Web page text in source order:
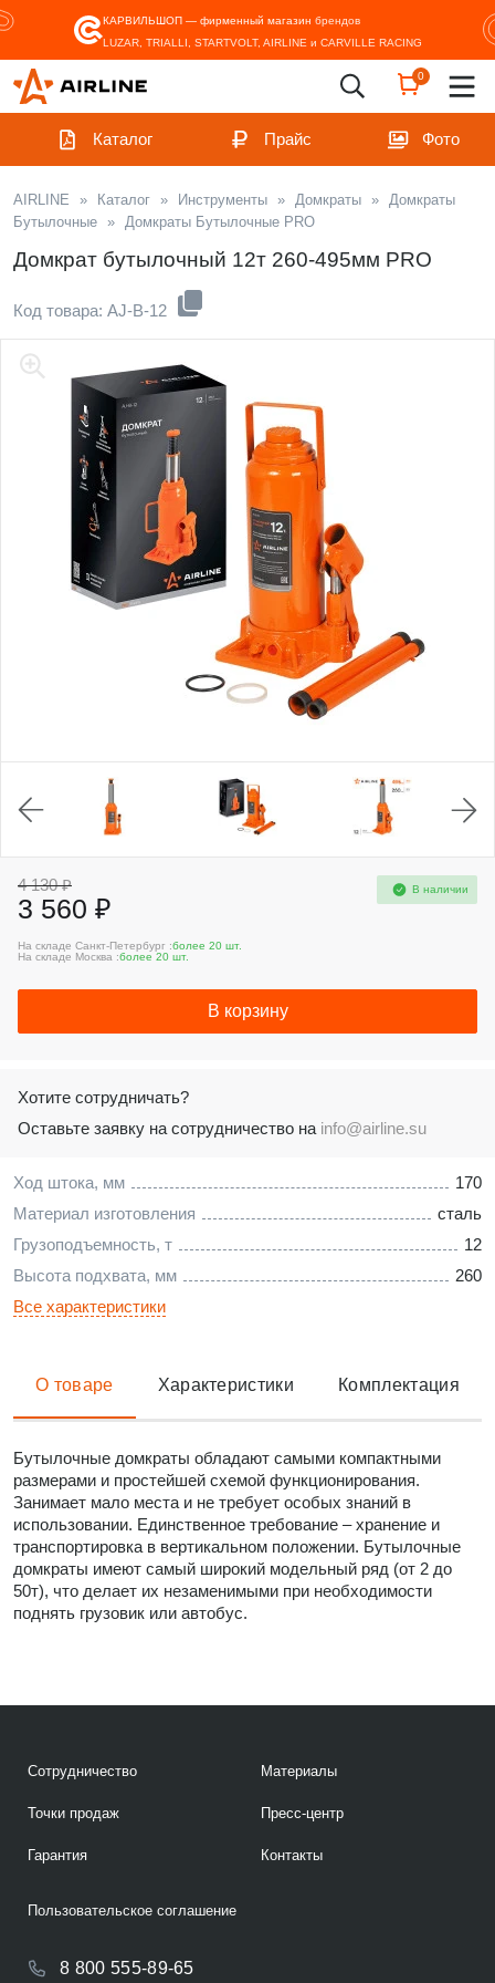
КАРВИЛЬШОП — фирменный магазин брендов
LUZAR, TRIALLI, STARTVOLT, AIRLINE и CARVILLE RACING
0
Каталог Прайс Фото
AIRLINE » Каталог » Инструменты » Домкраты » Домкраты
Бутылочные » Домкраты Бутылочные PRO
Домкрат бутылочный 12т 260-495мм PRO
Код товара: AJ-B-12
Ход штока, мм
170
Материал изготовления
сталь
Грузоподъемность, т
12
Высота подхвата, мм
260
Все характеристики
4 130 ₽
3 560 ₽
В наличии
На складе Санкт-Петербург :более 20 шт.
На складе Москва :более 20 шт.
В корзину
Хотите сотрудничать?
Оставьте заявку на сотрудничество на info@airline.su
О товаре Характеристики Комплектация
Бутылочные домкраты обладают самыми компактными
размерами и простейшей схемой функционирования.
Занимает мало места и не требует особых знаний в
использовании. Единственное требование – хранение и
транспортировка в вертикальном положении. Бутылочные
домкраты имеют самый широкий модельный ряд (от 2 до
50т), что делает их незаменимыми при необходимости
поднять грузовик или автобус.
Сотрудничество
Точки продаж
Гарантия
Материалы
Пресс-центр
Контакты
8 800 555-89-65
Пользовательское соглашение